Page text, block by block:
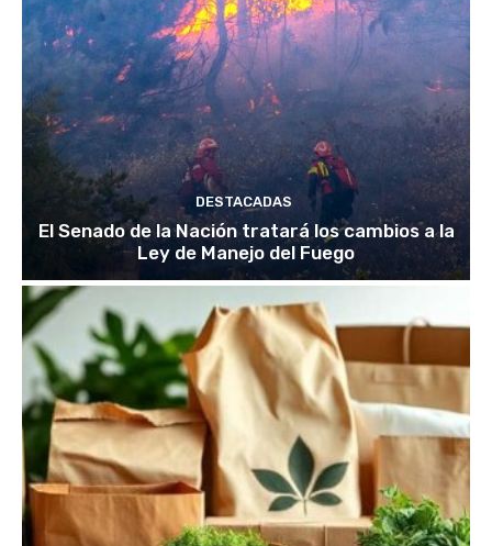
DESTACADAS
El Senado de la Nación tratará los cambios a la
Ley de Manejo del Fuego